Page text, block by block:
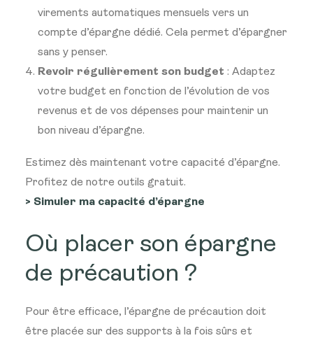
virements automatiques mensuels vers un
compte d’épargne dédié. Cela permet d’épargner
sans y penser.
Revoir régulièrement son budget : Adaptez
votre budget en fonction de l’évolution de vos
revenus et de vos dépenses pour maintenir un
bon niveau d’épargne.
Estimez dès maintenant votre capacité d’épargne.
Profitez de notre outils gratuit.
> Simuler ma capacité d’épargne
Où placer son épargne
de précaution ?
Pour être efficace, l’épargne de précaution doit
être placée sur des supports à la fois sûrs et